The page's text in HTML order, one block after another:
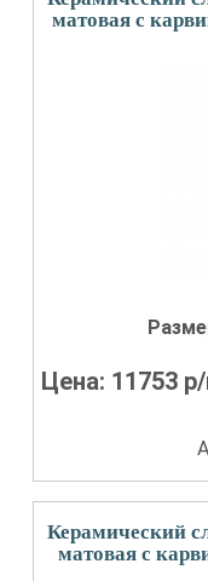
матовая с
Цена: 11753
Керамический
матовая с